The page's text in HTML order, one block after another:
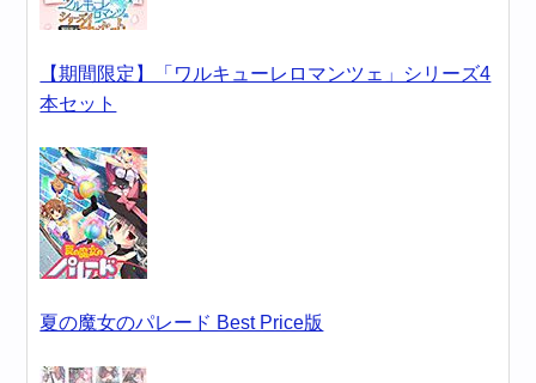
【期間限定】「ワルキューレロマンツェ」シリーズ4
本セット
夏の魔女のパレード Best Price版